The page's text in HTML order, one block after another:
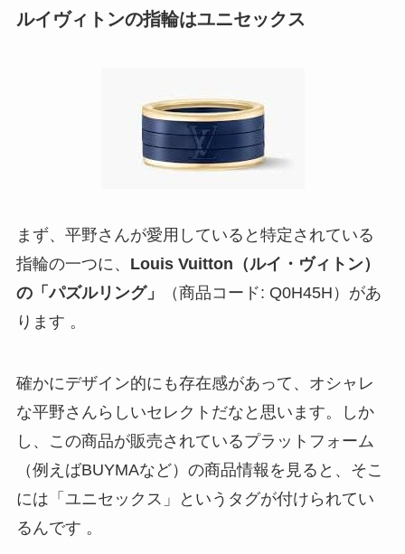
ルイヴィトンの指輪はユニセックス
まず、平野さんが愛用していると特定されている
指輪の一つに、 Louis Vuitton（ルイ・ヴィトン）
の「パズルリング」
（商品コード: Q0H45H）があ
ります 。
確かにデザイン的にも存在感があって、オシャレ
な平野さんらしいセレクトだなと思います。しか
し、この商品が販売されているプラットフォーム
（例えばBUYMAなど）の商品情報を見ると、そこ
には「 ユニセックス 」というタグが付けられてい
るんです 。